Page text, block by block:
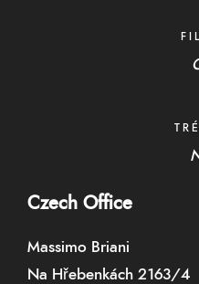
Czech Office
Massimo Briani
Na Hřebenkách 2163/4